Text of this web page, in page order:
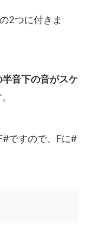
2つに付きま
半音下の音がスケ
ですので、Fに#